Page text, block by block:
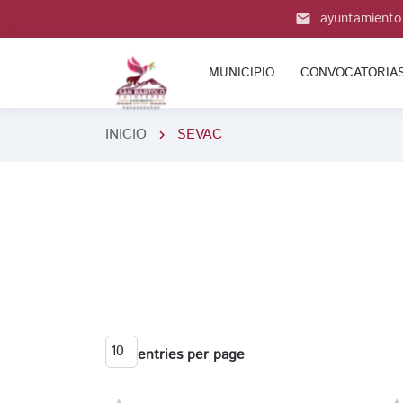
email
MUNICIPIO
INICIO chevron_right SEVAC
entries per page